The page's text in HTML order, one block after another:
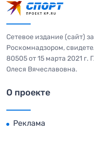
Сетевое издание (сайт)
Роскомнадзором,
80505 от 15 марта 2021
Олеся Вячеславовна.
О проекте
Реклама